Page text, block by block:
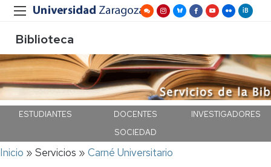
Biblioteca
ESTUDIANTES DOCENTES
INVESTIGADORES
SOCIEDAD
Ruta
Inicio Servicios Carné Universitario